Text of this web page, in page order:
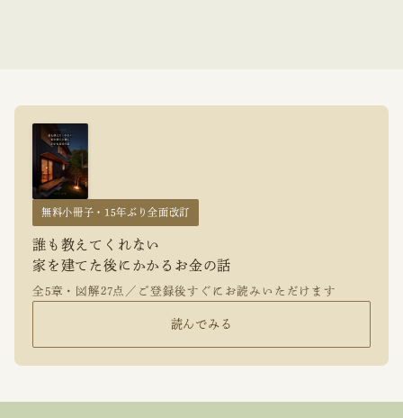
無料小冊子・15年ぶり全面改訂
誰も教えてくれない
家を建てた後にかかるお金の話
全5章・図解27点／ご登録後すぐにお読みいただけます
読んでみる